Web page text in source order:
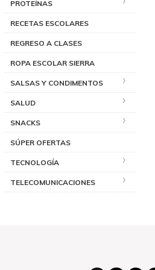
PROTEÍNAS
RECETAS ESCOLARES
REGRESO A CLASES
ROPA ESCOLAR SIERRA
SALSAS Y CONDIMENTOS
SALUD
SNACKS
SÚPER OFERTAS
TECNOLOGÍA
TELECOMUNICACIONES